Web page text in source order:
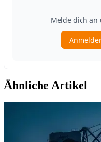
Ähnliche Artikel